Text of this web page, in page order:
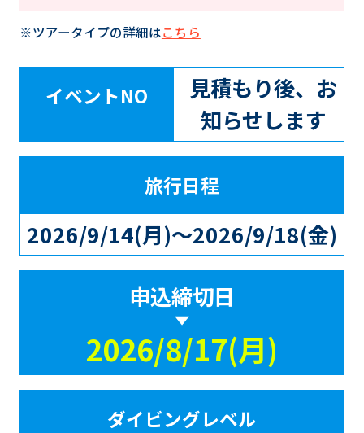
※ツアータイプの詳細はこちら
イベントNO
見積もり後、お
知らせします
旅行日程
2026/9/14(月)～2026/9/18(金)
申込締切日
2026/8/17(月)
ダイビングレベル